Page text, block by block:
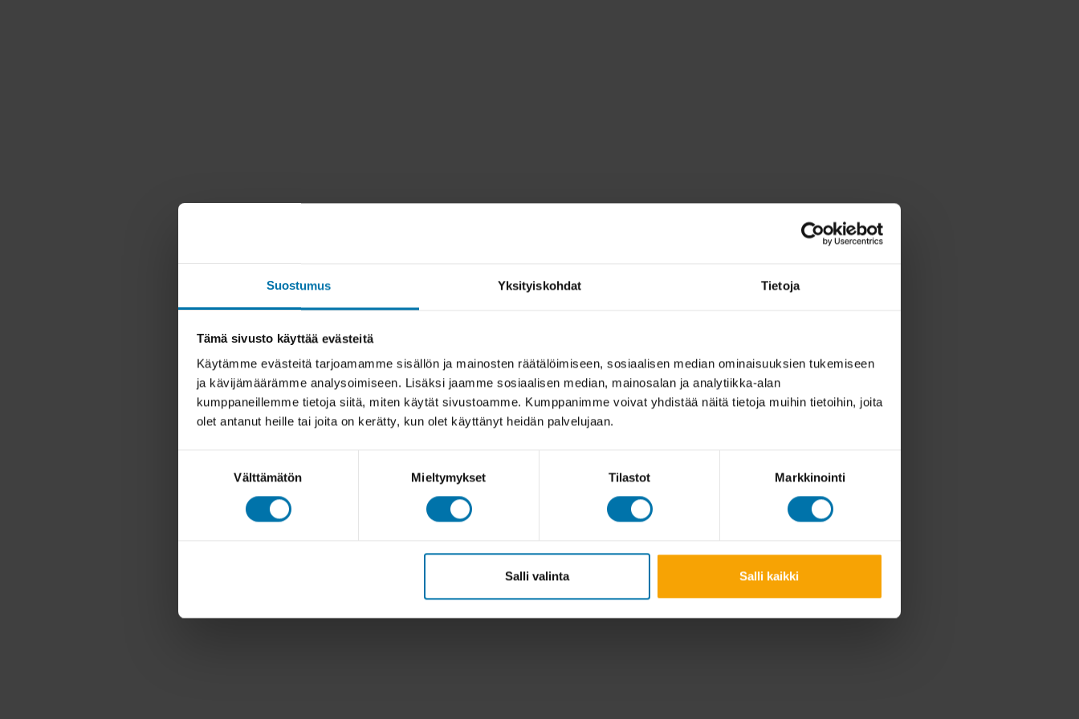
Suostumus Yksityiskohdat Tietoja
Tämä sivusto käyttää evästeitä
Käytämme evästeitä tarjoamamme sisällön ja mainosten räätälöimiseen, sosiaalisen median ominaisuuksien tukemiseen
ja kävijämäärämme analysoimiseen. Lisäksi jaamme sosiaalisen median, mainosalan ja analytiikka-alan
kumppaneillemme tietoja siitä, miten käytät sivustoamme. Kumppanimme voivat yhdistää näitä tietoja muihin tietoihin, joita
olet antanut heille tai joita on kerätty, kun olet käyttänyt heidän palvelujaan.
Välttämätön Mieltymykset Tilastot Markkinointi
Salli valinta Salli kaikki